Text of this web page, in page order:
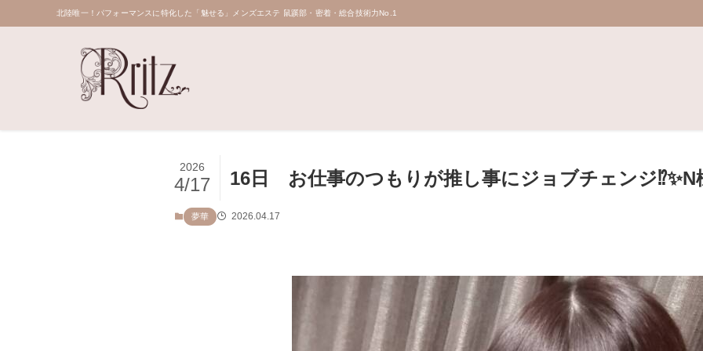
北陸唯一！パフォーマンスに特化した「魅せる」メンズエステ 鼠蹊部・密着・総合技術力No.1
16日 お仕事のつもりが推し事にジョブチェンジ
2026
4/17
夢華 2026.04.17